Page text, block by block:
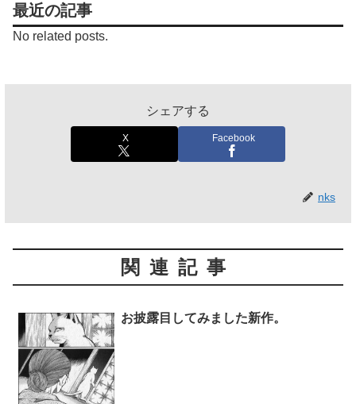
最近の記事
No related posts.
シェアする
X Facebook
nks
関連記事
お披露目してみました新作。